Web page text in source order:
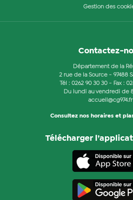
Gestion des
Contactez-
Département de la
2 rue de la Source - 97488
Tél : 0262 90 30 30 - Fax :
Du lundi au vendredi de
accueil@cg974.fr
Consultez nos horaires et
Télécharger